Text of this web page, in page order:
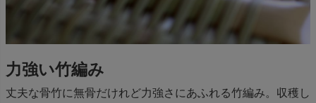
力強い竹編み
丈夫な骨竹に無骨だけれど力強さにあふれる竹編み。収穫し